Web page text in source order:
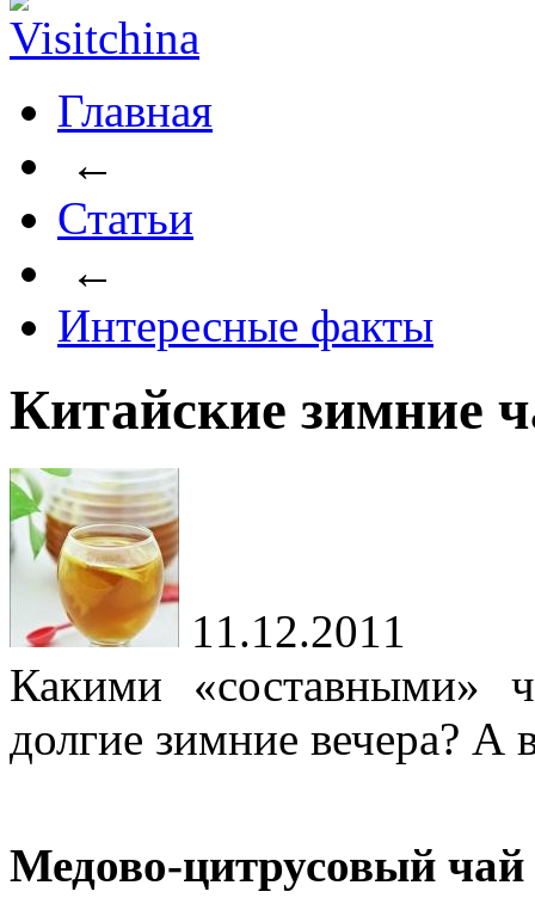
Главная
←
Статьи
←
Интересные факты
Китайские зимние
11.12.2011
Какими «составными»
долгие зимние вечера? А
Медово-цитрусовый чай